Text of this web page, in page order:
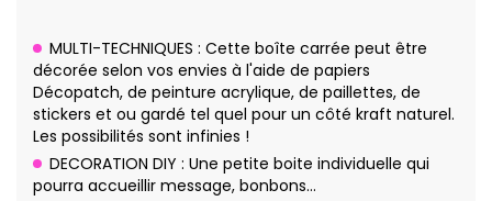
MULTI-TECHNIQUES : Cette boîte carrée peut être
décorée selon vos envies à l'aide de papiers
Décopatch, de peinture acrylique, de paillettes, de
stickers et ou gardé tel quel pour un côté kraft naturel.
Les possibilités sont infinies !
DECORATION DIY : Une petite boite individuelle qui
pourra accueillir message, bonbons…